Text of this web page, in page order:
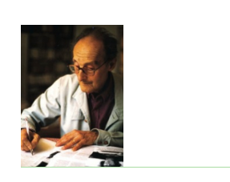
Cohn-Bendit Dany
Communs
compensation
Conflit
consigne